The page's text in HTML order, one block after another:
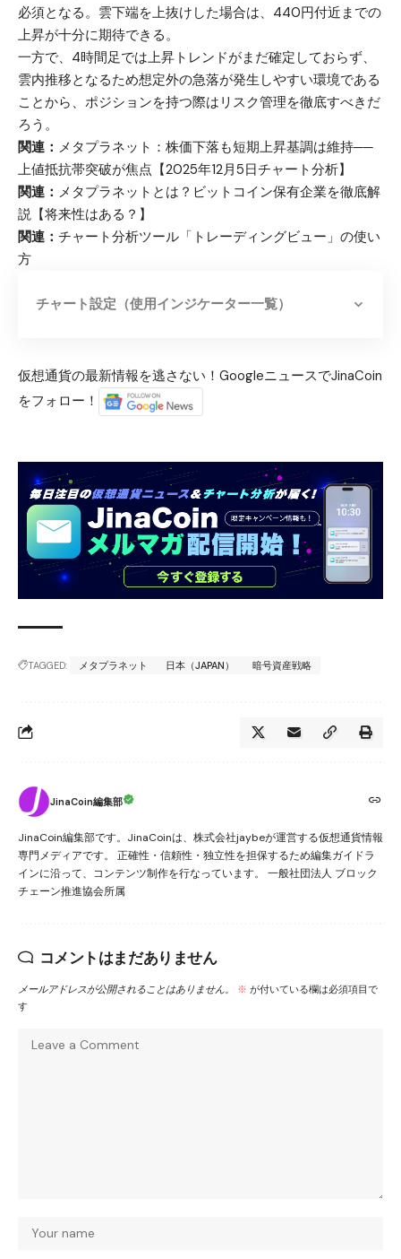
必須となる。雲下端を上抜けした場合は、440円付近までの
上昇が十分に期待できる。
一方で、4時間足では上昇トレンドがまだ確定しておらず、
雲内推移となるため想定外の急落が発生しやすい環境である
ことから、ポジションを持つ際はリスク管理を徹底すべきだ
ろう。
関連： メタプラネット：株価下落も短期上昇基調は維持──
上値抵抗帯突破が焦点【2025年12月5日チャート分析】
関連： メタプラネットとは？ビットコイン保有企業を徹底解
説【将来性はある？】
関連： チャート分析ツール「トレーディングビュー」の使い
方
チャート設定（使用インジケーター一覧）
仮想通貨の最新情報を逃さない！GoogleニュースでJinaCoin
をフォロー！
TAGGED: メタプラネット 日本（JAPAN） 暗号資産戦略
JinaCoin編集部
JinaCoin編集部です。JinaCoinは、株式会社jaybeが運営する仮想通貨情報
専門メディアです。 正確性・信頼性・独立性を担保するため編集ガイドラ
インに沿って、コンテンツ制作を行なっています。 一般社団法人 ブロック
チェーン推進協会所属
コメントはまだありません
メールアドレスが公開されることはありません。 ※ が付いている欄は必須項目で
す